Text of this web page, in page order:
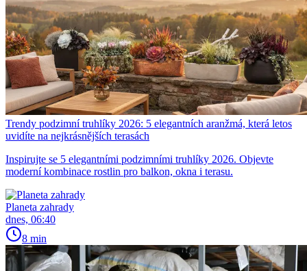
Trendy podzimní truhlíky 2026: 5 elegantních aranžmá, která letos
uvidíte na nejkrásnějších terasách
Inspirujte se 5 elegantními podzimními truhlíky 2026. Objevte
moderní kombinace rostlin pro balkon, okna i terasu.
Planeta zahrady
dnes, 06:40
8 min